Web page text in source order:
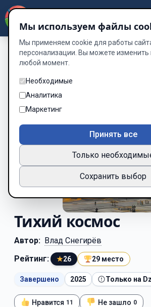
Тихий космос
Автор: Влад Снегирёв
Рейтинг:
★26 29 место
Завершено 2025 Только на
Нравится 11 Не зашло 0
Мы используем файлы
Мы применяем cookie для работы
персонализации. Вы можете изменить
любой момент.
Необходимые
Аналитика
Маркетинг
Принять все
Только
Сохранить выбор